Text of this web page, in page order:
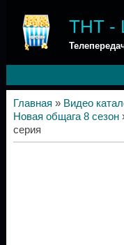
ТНТ -
Главная » Видео
Новая общага 8 сезон
серия